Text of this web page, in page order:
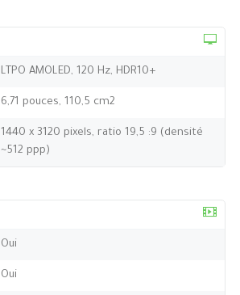
LTPO AMOLED, 120 Hz, HDR10+
6,71 pouces, 110,5 cm2
1440 x 3120 pixels, ratio 19,5 :9 (densité
~512 ppp)
Oui
Oui